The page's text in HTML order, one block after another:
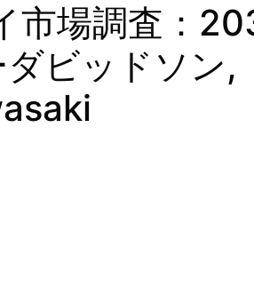
市場調査：
ビッドソン,